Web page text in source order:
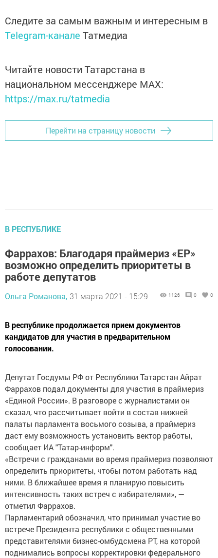
Следите за самым важным и интересным в
Telegram-канале Татмедиа
Читайте новости Татарстана в
национальном мессенджере MАХ:
https://max.ru/tatmedia
Перейти на страницу новости
В РЕСПУБЛИКЕ
Фаррахов: Благодаря праймериз «ЕР»
возможно определить приоритеты в
работе депутатов
Ольга Романова, 31 марта 2021 - 15:29 1126 0 0
В республике продолжается прием документов
кандидатов для участия в предварительном
голосовании.
Депутат Госдумы РФ от Республики Татарстан Айрат
Фаррахов подал документы для участия в праймериз
«Единой России». В разговоре с журналистами он
сказал, что рассчитывает войти в состав нижней
палаты парламента восьмого созыва, а праймериз
даст ему возможность установить вектор работы,
сообщает ИА "Татар-информ".
«Встречи с гражданами во время праймериз позволяют
определить приоритеты, чтобы потом работать над
ними. В ближайшее время я планирую повысить
интенсивность таких встреч с избирателями», —
отметил Фаррахов.
Парламентарий обозначил, что принимал участие во
встрече Президента республики с общественными
представителями бизнес-омбудсмена РТ, на которой
поднимались вопросы корректировки федерального